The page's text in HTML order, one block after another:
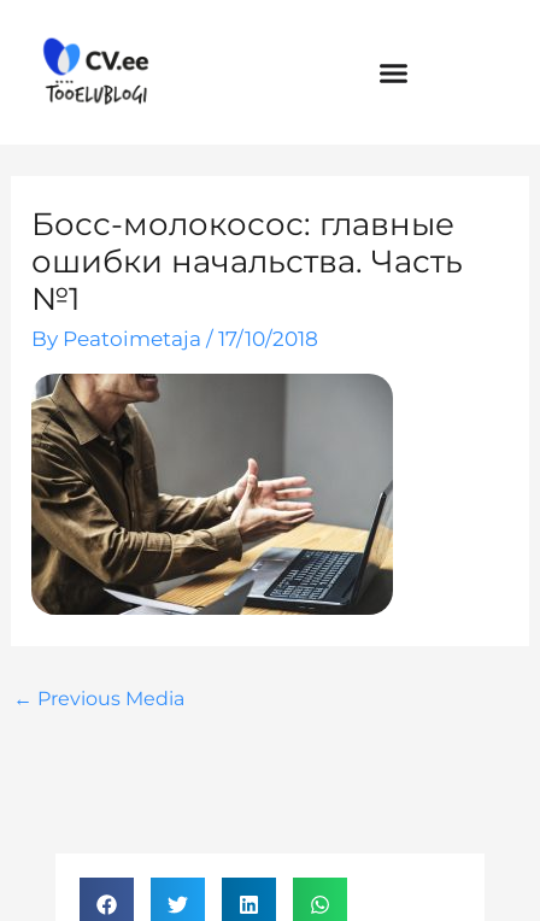
content
Босс-молокосос: главные
ошибки начальства. Часть
№1
By Peatoimetaja/17/10/2018
← Previous Media